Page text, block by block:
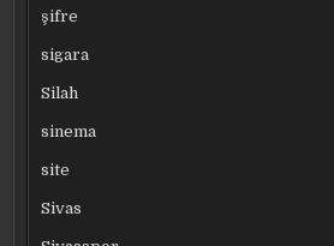
şifre
sigara
Silah
sinema
site
Sivas